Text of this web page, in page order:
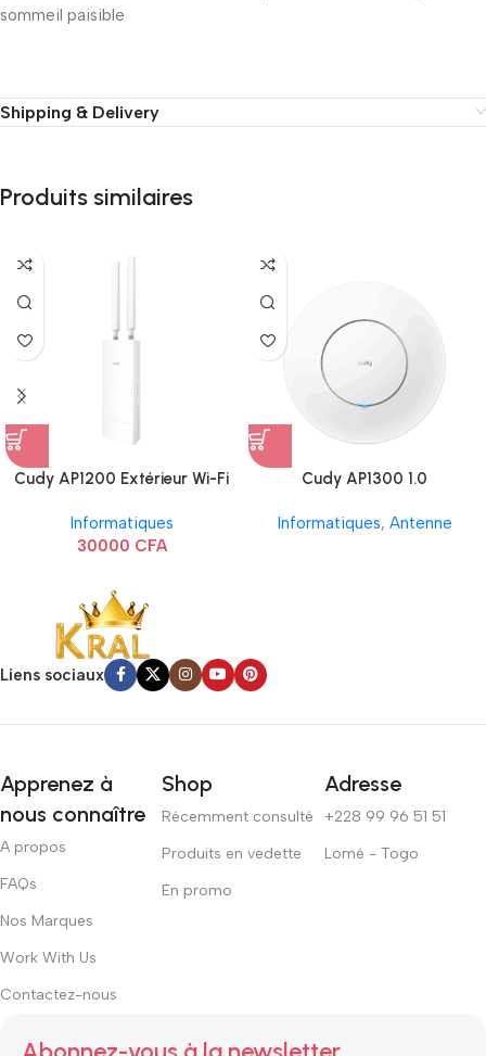
sommeil paisible
Shipping & Delivery
Produits similaires
Cudy AP1200 Extérieur Wi-Fi
Informatiques
30000 CFA
Cudy AP1300 1.0
Informatiques, Antenne
Liens sociaux
Apprenez à
nous connaître
A propos
FAQs
Nos Marques
Work With Us
Contactez-nous
Shop
Récemment consulté
Produits en vedette
En promo
Adresse
+228 99 96 51 51
Lomé - Togo